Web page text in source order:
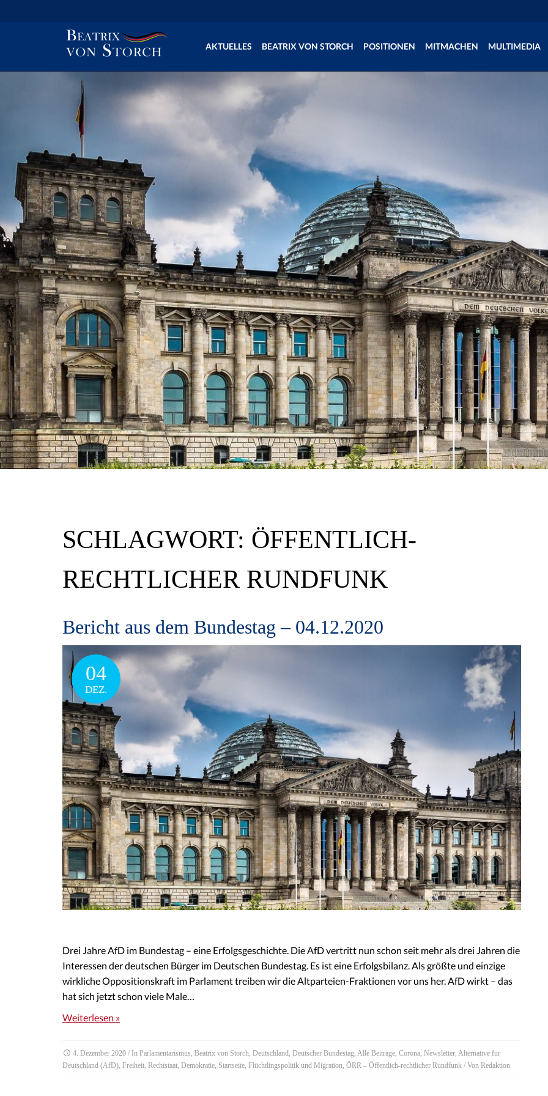
AKTUELLES BEATRIX VON STORCH POSITIONEN MITMACHEN MULTIMEDIA
SCHLAGWORT: ÖFFENTLICH-
RECHTLICHER RUNDFUNK
Bericht aus dem Bundestag – 04.12.2020
04
DEZ.
Drei Jahre AfD im Bundestag – eine Erfolgsgeschichte. Die AfD vertritt nun schon seit mehr als drei Jahren die
Interessen der deutschen Bürger im Deutschen Bundestag. Es ist eine Erfolgsbilanz. Als größte und einzige
wirkliche Oppositionskraft im Parlament treiben wir die Altparteien-Fraktionen vor uns her. AfD wirkt – das
hat sich jetzt schon viele Male…
Weiterlesen »
4. Dezember 2020 / In Parlamentarismus Beatrix von Storch Deutschland Deutscher Bundestag Alle Beiträge Corona Newsletter Alternative für
Deutschland (AfD) Freiheit Rechtstaat Demokratie Startseite Flüchtlingspolitik und Migration ÖRR – Öffentlich-rechtlicher Rundfunk / Von Redaktion